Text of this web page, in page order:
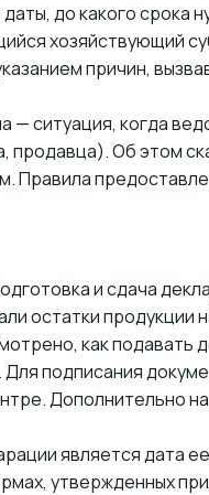
до какого
хозяйствующий
причин,
— ситуация, когда
Об этом
. Правила
и сдача
остатки продукции
как подавать
. Для подписания
Дополнительно на
является дата
утвержденных